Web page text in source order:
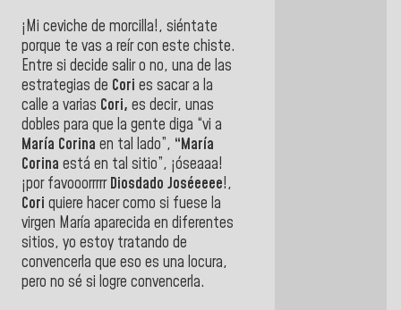
¡Mi ceviche de morcilla!, siéntate
porque te vas a reír con este chiste.
Entre si decide salir o no, una de las
estrategias de Cori es sacar a la
calle a varias Cori, es decir, unas
dobles para que la gente diga “vi a
María Corina en tal lado”, “María
Corina está en tal sitio”, ¡óseaaa!
¡por favooorrrrrDiosdado Joséeeee!,
Cori quiere hacer como si fuese la
virgen María aparecida en diferentes
sitios, yo estoy tratando de
convencerla que eso es una locura,
pero no sé si logre convencerla.